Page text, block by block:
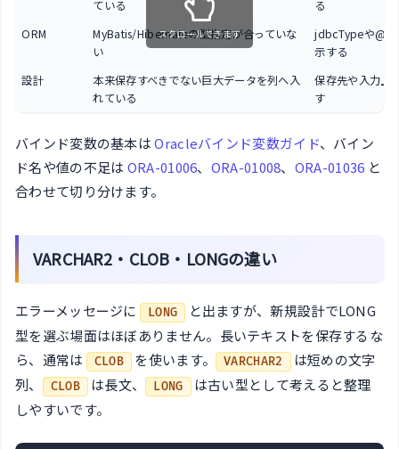
ている
る
ORM
MyBatis/Hibernateの型指定が合っていな
い
jdbcTypeや
示する
設計
本来保存すべきでない巨大データを列へ入
れている
保存先や入力上
す
スクロールできます
バインド変数の基本はOracleバインド変数ガイド、バイン
ド名や値の不足は ORA-01006、 ORA-01008、 ORA-01036 と
合わせて切り分けます。
VARCHAR2・CLOB・LONGの違い
エラーメッセージに LONG
と出ますが、新規設計でLONG
型を選ぶ場面はほぼありません。長いテキストを保存するな
ら、通常は
CLOB を使います。 VARCHAR2
は短めの文字
列、
CLOB は長文、 LONG は古い型として考えると整理
しやすいです。